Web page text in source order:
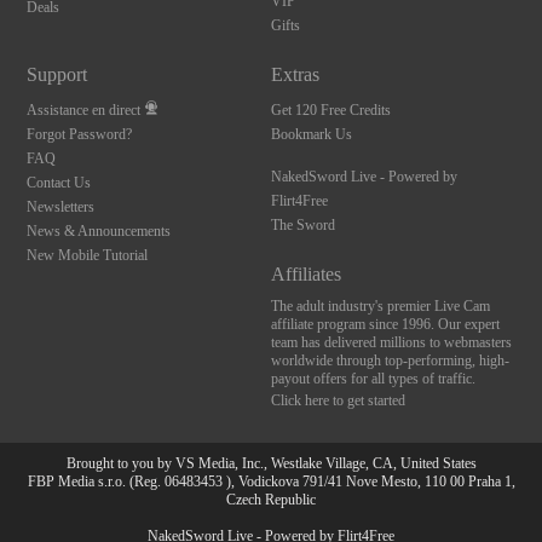
Deals
Gifts
Support
Assistance en direct
Forgot Password?
FAQ
Contact Us
Newsletters
News & Announcements
New Mobile Tutorial
Extras
Get 120 Free Credits
Bookmark Us
NakedSword Live - Powered by
Flirt4Free
The Sword
Affiliates
The adult industry's premier Live Cam
affiliate program since 1996. Our expert
team has delivered millions to webmasters
worldwide through top-performing, high-
payout offers for all types of traffic.
Click here to get started
Brought to you by VS Media, Inc., Westlake Village, CA, United States
FBP Media s.r.o. (Reg. 06483453 ), Vodickova 791/41 Nove Mesto, 110 00 Praha 1,
Czech Republic
NakedSword Live - Powered by Flirt4Free